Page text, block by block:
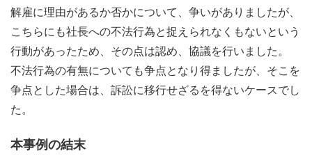
解雇に理由があるか否かについて、争いがありましたが、
こちらにも社長への不法行為と捉えられなくもないという
行動があったため、その点は認め、協議を行いました。
不法行為の有無についても争点となり得ましたが、そこを
争点とした場合は、訴訟に移行せざるを得ないケースでし
た。
本事例の結末